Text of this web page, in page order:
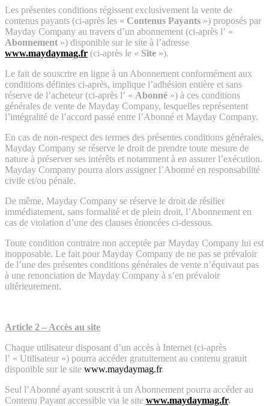
Les présentes conditions régissent exclusivement la vente de
contenus payants (ci-après les « Contenus Payants ») proposés par
Mayday Company au travers d’un abonnement (ci-après l’ «
Abonnement ») disponible sur le site à l’adresse
www.maydaymag.fr (ci-après le « Site »).
Le fait de souscrire en ligne à un Abonnement conformément aux
conditions définies ci-après, implique l’adhésion entière et sans
réserve de l’acheteur (ci-après l’ « Abonné ») à ces conditions
générales de vente de Mayday Company, lesquelles représentent
l’intégralité de l’accord passé entre l’Abonné et Mayday Company.
En cas de non-respect des termes des présentes conditions générales,
Mayday Company se réserve le droit de prendre toute mesure de
nature à préserver ses intérêts et notamment à en assurer l’exécution.
Mayday Company pourra alors assigner l’Abonné en responsabilité
civile et/ou pénale.
De même, Mayday Company se réserve le droit de résilier
immédiatement, sans formalité et de plein droit, l’Abonnement en
cas de violation d’une des clauses énoncées ci-dessous.
Toute condition contraire non acceptée par Mayday Company lui est
inopposable. Le fait pour Mayday Company de ne pas se prévaloir
de l’une des présentes conditions générales de vente n’équivaut pas
à une renonciation de Mayday Company à s’en prévaloir
ultérieurement.
Article 2 – Accès au site
Chaque utilisateur disposant d’un accès à Internet (ci-après
l’ « Utilisateur ») pourra accéder gratuitement au contenu gratuit
disponible sur le site www.maydaymag.fr.
Seul l’Abonné ayant souscrit à un Abonnement pourra accéder au
Contenu Payant accessible via le site www.maydaymag.fr.